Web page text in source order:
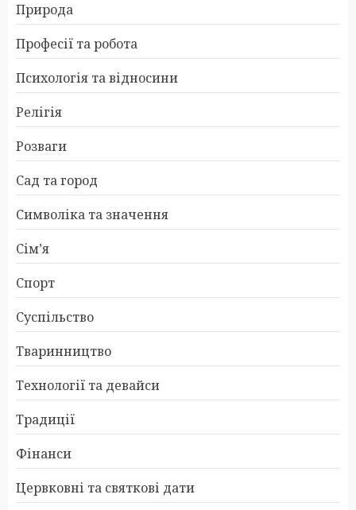
Природа
Професії та робота
Психологія та відносини
Релігія
Розваги
Сад та город
Символіка та значення
Сім’я
Спорт
Суспільство
Тваринництво
Технології та девайси
Традиції
Фінанси
Цервковні та святкові дати